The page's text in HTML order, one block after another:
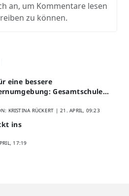
an, um Kommentare lesen
zu können.
eine bessere
Gesamtschule
KRISTINA RÜCKERT |21. APRIL, 09:23
ins
17:19